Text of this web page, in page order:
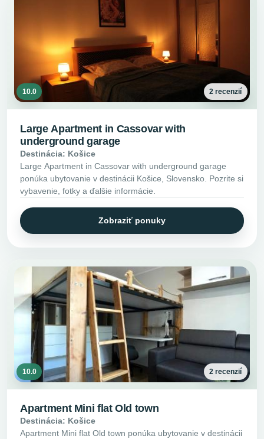
10.0 2 recenzií
Large Apartment in Cassovar with
underground garage
Destinácia: Košice
Large Apartment in Cassovar with underground garage
ponúka ubytovanie v destinácii Košice, Slovensko. Pozrite si
vybavenie, fotky a ďalšie informácie.
Zobraziť ponuky
10.0 2 recenzií
Apartment Mini flat Old town
Destinácia: Košice
Apartment Mini flat Old town ponúka ubytovanie v destinácii